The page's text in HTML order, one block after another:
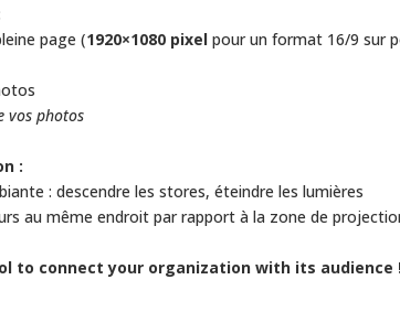
page (1920×1080 pixel pour un format 16/9 sur
vos photos
:
: descendre les stores, éteindre les lumières
au même endroit par rapport à la zone de
to connect your organization with its audience